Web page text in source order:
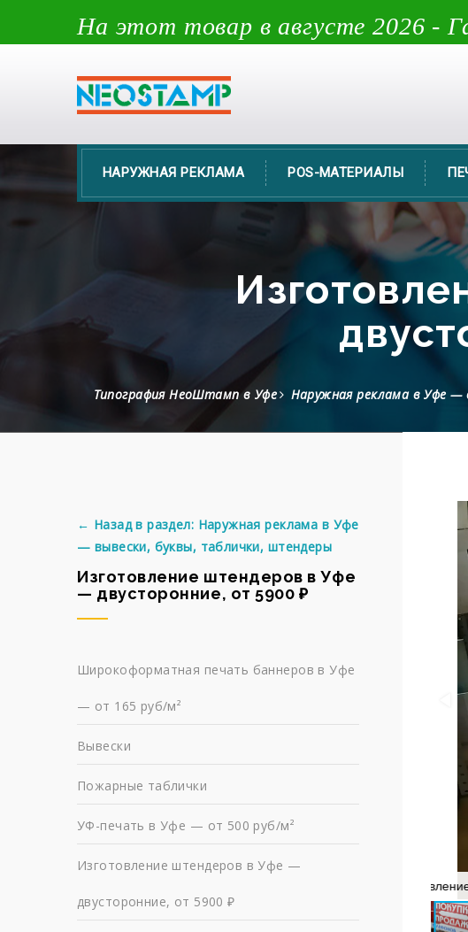
На этот товар в августе 2026 -
НАРУЖНАЯ РЕКЛАМА POS-МАТЕРИАЛЫ
Типография НеоШтамп в Уфе Наружная реклама в Уфе —
← Назад в раздел: Наружная реклама в Уфе
— вывески, буквы, таблички, штендеры
Изготовление штендеров в Уфе
— двусторонние, от 5900 ₽
Широкоформатная печать баннеров в Уфе
— от 165 руб/м²
Вывески
Пожарные таблички
УФ-печать в Уфе — от 500 руб/м²
Изготовление штендеров в Уфе —
двусторонние, от 5900 ₽